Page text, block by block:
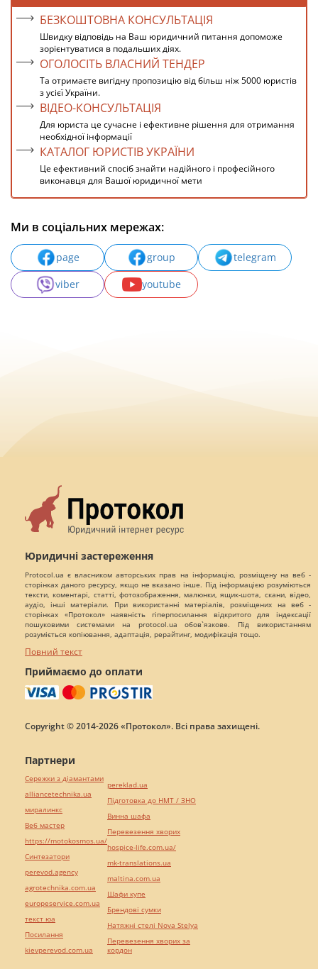
БЕЗКОШТОВНА КОНСУЛЬТАЦІЯ
Швидку відповідь на Ваш юридичний питання допоможе
зорієнтуватися в подальших діях.
ОГОЛОСІТЬ ВЛАСНИЙ ТЕНДЕР
Та отримаєте вигідну пропозицію від більш ніж 5000 юристів
з усієї України.
ВІДЕО-КОНСУЛЬТАЦІЯ
Для юриста це сучасне і ефективне рішення для отримання
необхідної інформації
КАТАЛОГ ЮРИСТІВ УКРАЇНИ
Це ефективний спосіб знайти надійного і професійного
виконавця для Вашої юридичної мети
Ми в соціальних мережах:
page group
telegram
viber
youtube
Юридичні застереження
Protocol.ua є власником авторських прав на інформацію, розміщену на веб -
сторінках даного ресурсу, якщо не вказано інше. Під інформацією розуміються
тексти, коментарі, статті, фотозображення, малюнки, ящик-шота, скани, відео,
аудіо, інші матеріали. При використанні матеріалів, розміщених на веб -
сторінках «Протокол» наявність гіперпосилання відкритого для індексації
пошуковими системами на protocol.ua обов`язкове. Під використанням
розуміється копіювання, адаптація, рерайтинг, модифікація тощо.
Повний текст
Приймаємо до оплати
Copyright © 2014-2026 «Протокол». Всі права захищені.
Партнери
Сережки з діамантами
alliancetechnika.ua
миралинкс
Веб мастер
https://motokosmos.ua/
Синтезатори
perevod.agency
agrotechnika.com.ua
europeservice.com.ua
текст юа
Посилання
kievperevod.com.ua
pereklad.ua
Підготовка до НМТ / ЗНО
Винна шафа
Перевезення хворих
hospice-life.com.ua/
mk-translations.ua
maltina.com.ua
Шафи купе
Брендові сумки
Натяжні стелі Nova Stelya
Перевезення хворих за
кордон